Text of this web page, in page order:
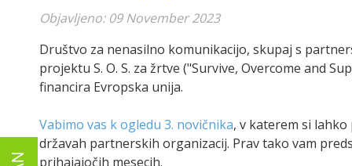
Objavljeno: 09 November 2023
Društvo za nenasilno komunikacijo, skupaj s
projektu S. O. S. za žrtve ("Survive, Overcome and
financira Evropska unija.
Vabimo vas k ogledu 3. novičnika, v katerem si
državah partnerskih organizacij. Prav tako vam
prihajajočih mesecih.